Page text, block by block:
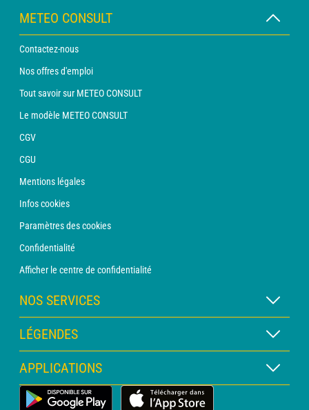
METEO CONSULT
Contactez-nous
Nos offres d'emploi
Tout savoir sur METEO CONSULT
Le modèle METEO CONSULT
CGV
CGU
Mentions légales
Infos cookies
Paramètres des cookies
Confidentialité
Afficher le centre de confidentialité
NOS SERVICES
Abonnement METEO Xpert
Abonnement METEO PRO
Consultation avec un prévisionniste
Bulletin PRO
LÉGENDES
Légende des cartes
Légende des pictogrammes
APPLICATIONS
Application Météo Terrestre